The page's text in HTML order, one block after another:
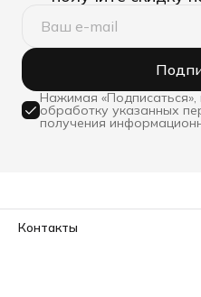
Нажимая
обработку указанных
получения
Контакты